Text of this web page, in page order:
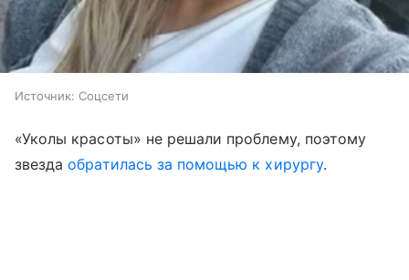
Источник: Соцсети
«Уколы красоты» не решали проблему, поэтому
звездаобратилась за помощью к хирургу.